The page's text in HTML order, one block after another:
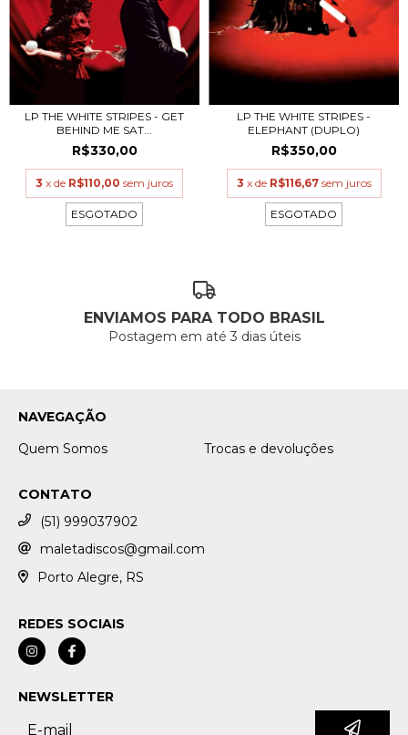
LP THE WHITE STRIPES - GET
BEHIND ME SAT...
R$330,00
3 x de R$110,00 sem juros
ESGOTADO
LP THE WHITE STRIPES -
ELEPHANT (DUPLO)
R$350,00
3 x de R$116,67 sem juros
ESGOTADO
ENVIAMOS PARA TODO BRASIL
Postagem em até 3 dias úteis
NAVEGAÇÃO
Quem Somos
Trocas e devoluções
CONTATO
(51) 999037902
maletadiscos@gmail.com
Porto Alegre, RS
REDES SOCIAIS
NEWSLETTER